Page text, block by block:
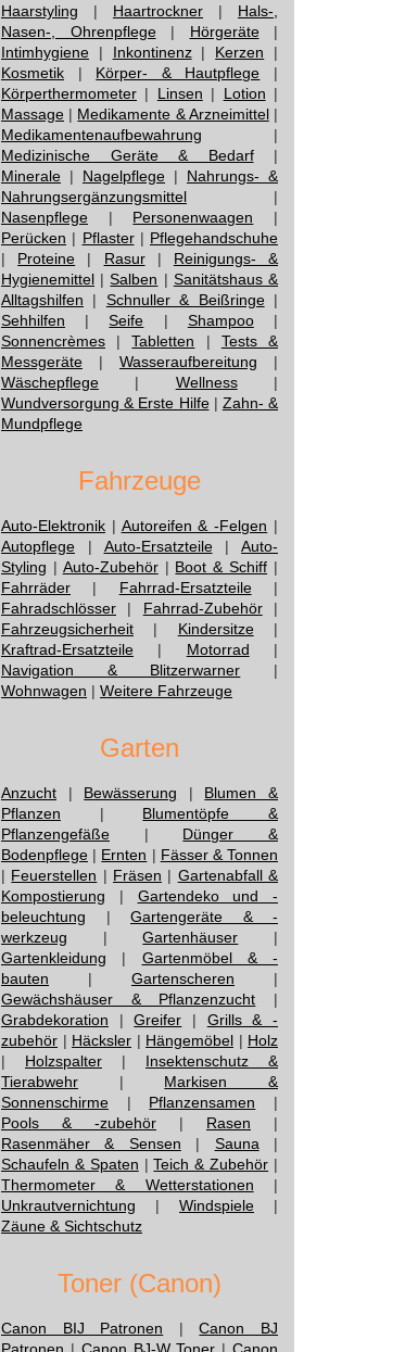
Haarstyling | Haartrockner | Hals-,
Nasen-, Ohrenpflege| Hörgeräte|
Intimhygiene | Inkontinenz| Kerzen |
Kosmetik | Körper- & Hautpflege |
Körperthermometer | Linsen | Lotion |
Massage | Medikamente & Arzneimittel|
Medikamentenaufbewahrung |
Medizinische Geräte & Bedarf|
Minerale | Nagelpflege | Nahrungs- &
Nahrungsergänzungsmittel |
Nasenpflege | Personenwaagen |
Perücken | Pflaster| Pflegehandschuhe
| Proteine | Rasur| Reinigungs- &
Hygienemittel |Salben | Sanitätshaus &
Alltagshilfen | Schnuller & Beißringe|
Sehhilfen |Seife | Shampoo|
Sonnencrèmes |Tabletten | Tests &
Messgeräte | Wasseraufbereitung |
Wäschepflege | Wellness|
Wundversorgung & Erste Hilfe| Zahn- &
Mundpflege
Fahrzeuge
Auto-Elektronik | Autoreifen & -Felgen |
Autopflege | Auto-Ersatzteile| Auto-
Styling | Auto-Zubehör| Boot & Schiff |
Fahrräder | Fahrrad-Ersatzteile|
Fahradschlösser | Fahrrad-Zubehör|
Fahrzeugsicherheit | Kindersitze|
Kraftrad-Ersatzteile | Motorrad |
Navigation & Blitzerwarner |
Wohnwagen | Weitere Fahrzeuge
Garten
Anzucht | Bewässerung | Blumen &
Pflanzen | Blumentöpfe &
Pflanzengefäße | Dünger &
Bodenpflege | Ernten | Fässer & Tonnen
| Feuerstellen | Fräsen | Gartenabfall &
Kompostierung | Gartendeko und -
beleuchtung | Gartengeräte & -
werkzeug |Gartenhäuser |
Gartenkleidung | Gartenmöbel & -
bauten | Gartenscheren |
Gewächshäuser & Pflanzenzucht |
Grabdekoration |Greifer | Grills & -
zubehör | Häcksler | Hängemöbel | Holz
| Holzspalter | Insektenschutz &
Tierabwehr | Markisen &
Sonnenschirme | Pflanzensamen |
Pools & -zubehör | Rasen |
Rasenmäher & Sensen | Sauna |
Schaufeln & Spaten |Teich & Zubehör |
Thermometer & Wetterstationen |
Unkrautvernichtung | Windspiele |
Zäune & Sichtschutz
Toner (Canon)
Canon BIJ Patronen |Canon BJ